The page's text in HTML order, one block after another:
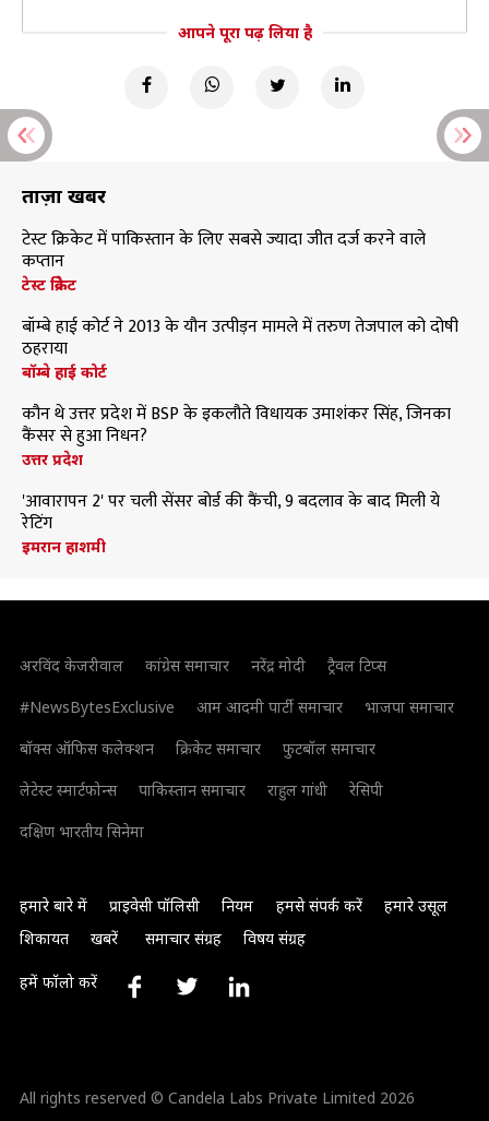
आपने पूरा पढ़ लिया है
ताज़ा खबरें
टेस्ट क्रिकेट में पाकिस्तान के लिए सबसे ज्यादा जीत दर्ज करने वाले
कप्तान
टेस्ट क्रिकेट
बॉम्बे हाई कोर्ट ने 2013 के यौन उत्पीड़न मामले में तरुण तेजपाल को दोषी
ठहराया
बॉम्बे हाई कोर्ट
कौन थे उत्तर प्रदेश में BSP के इकलौते विधायक उमाशंकर सिंह, जिनका
कैंसर से हुआ निधन?
उत्तर प्रदेश
'आवारापन 2' पर चली सेंसर बोर्ड की कैंची, 9 बदलाव के बाद मिली ये
रेटिंग
इमरान हाशमी
अरविंद केजरीवाल कांग्रेस समाचार नरेंद्र मोदी
ट्रैवल टिप्स
#NewsBytesExclusive
आम आदमी पार्टी समाचार
भाजपा समाचार
बॉक्स ऑफिस कलेक्शन
क्रिकेट समाचार
फुटबॉल समाचार
लेटेस्ट स्मार्टफोन्स
पाकिस्तान समाचार राहुल गांधी
रेसिपी
दक्षिण भारतीय सिनेमा
हमारे बारे में प्राइवेसी पॉलिसी नियम हमसे संपर्क करें
हमारे उसूल
शिकायत
खबरें समाचार संग्रह विषय संग्रह
हमें फॉलो करें
All rights reserved © Candela Labs Private Limited 2026